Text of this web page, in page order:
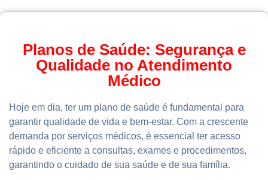
Planos de Saúde: Segurança e
Qualidade no Atendimento
Médico
Hoje em dia, ter um plano de saúde é fundamental para
garantir qualidade de vida e bem-estar. Com a crescente
demanda por serviços médicos, é essencial ter acesso
rápido e eficiente a consultas, exames e procedimentos,
garantindo o cuidado de sua saúde e de sua família.